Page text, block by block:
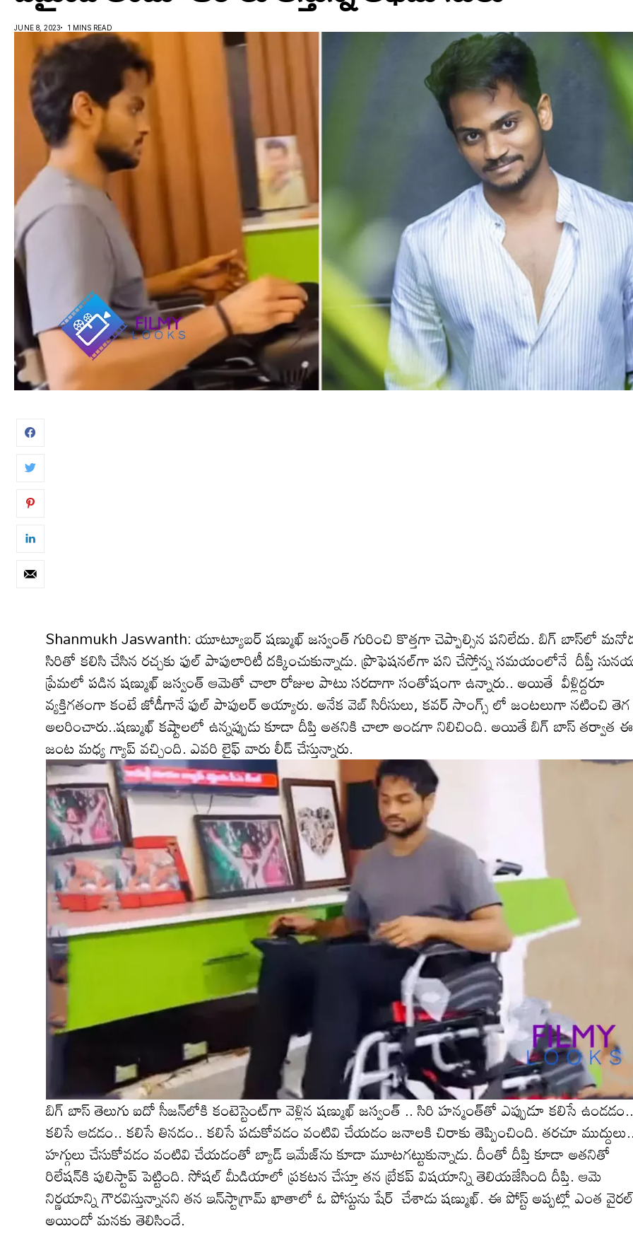
JUNE 8, 2023 1 MINS READ
Shanmukh Jaswanth: యూట్యూబ‌ర్ ష‌ణ్ముఖ్ జ‌స్వంత్ గురించి కొత్త‌గా చెప్పాల్సిన ప‌నిలేదు. బిగ్ బాస్‌లో
సిరితో క‌లిసి చేసిన ర‌చ్చ‌కు ఫుల్ పాపులారిటీ ద‌క్కించుకున్నాడు. ప్రొఫెషనల్‌గా పని చేస్తోన్న సమయంలోనే దీప్తీ
ప్రేమలో పడిన షణ్ముఖ్ జస్వంత్ ఆమెతో చాలా రోజుల పాటు స‌ర‌దాగా సంతోషంగా ఉన్నారు.. అయితే వీళ్లిద్దరూ
వ్యక్తిగతంగా కంటే జోడీగానే ఫుల్‌ పాపులర్ అయ్యారు. అనేక వెబ్ సిరీసులు, కవర్ సాంగ్స్ లో జంటలుగా నటించి తెగ
అల‌రించారు..ష‌ణ్ముఖ్ క‌ష్టాల‌లో ఉన్న‌ప్పుడు కూడా దీప్తి అత‌నికి చాలా అండ‌గా నిలిచింది. అయితే బిగ్ బాస్ త‌ర్వాత ఈ
జంట మ‌ధ్య గ్యాప్ వ‌చ్చింది. ఎవ‌రి లైఫ్ వారు లీడ్ చేస్తున్నారు.
బిగ్ బాస్ తెలుగు ఐదో సీజన్‌లోకి కంటెస్టెంట్‌గా వెళ్లిన‌ షణ్ముఖ్ జస్వంత్ .. సిరి హన్మంత్‌తో ఎప్పుడూ కలిసే ఉండడం..
కలిసే ఆడడం.. కలిసే తినడం.. కలిసే పడుకోవడం వంటివి చేయ‌డం జ‌నాల‌కి చిరాకు తెప్పించింది. తరచూ
హగ్గులు చేసుకోవడం వంటివి చేయ‌డంతో బ్యాడ్ ఇమేజ్‌ను కూడా మూట‌గ‌ట్టుకున్నాడు. దీంతో దీప్తి కూడా అత‌నితో
రిలేష‌న్‌కి పులిస్టాప్ పెట్టింది. సోషల్ మీడియాలో ప్రకటన చేస్తూ త‌న బ్రేక‌ప్ విష‌యాన్ని తెలియ‌జేసింది దీప్తి. ఆమె
నిర్ణయాన్ని గౌరవిస్తున్నానని తన ఇన్‌స్టాగ్రామ్ ఖాతాలో ఓ పోస్టును షేర్ చేశాడు ష‌ణ్ముఖ్‌. ఈ పోస్ట్ అప్పట్లో ఎంత వైర‌ల్
అయిందో మ‌నకు తెలిసిందే.